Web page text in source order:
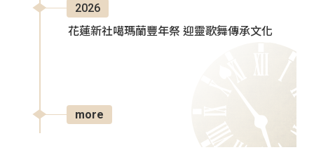
2026
花蓮新社噶瑪蘭豐年祭 迎靈歌舞傳承文化
more